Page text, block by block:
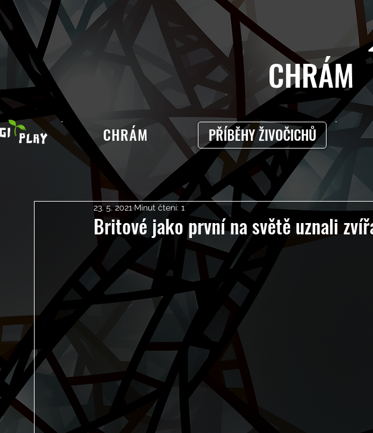
CHRÁM PŘÍBĚHY ŽIVOČICHŮ
Britové jako první na světě uznali
23. 5. 2021 Minut čtení: 1